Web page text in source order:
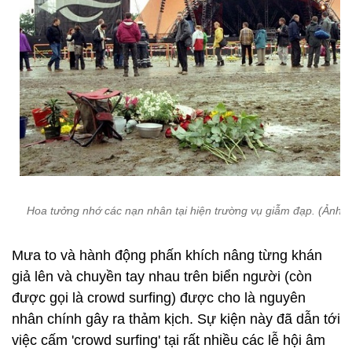
Hoa tưởng nhớ các nạn nhân tại hiện trường vụ giẫm đạp. (Ảnh:
Mưa to và hành động phấn khích nâng từng khán
giả lên và chuyền tay nhau trên biển người (còn
được gọi là crowd surfing) được cho là nguyên
nhân chính gây ra thảm kịch. Sự kiện này đã dẫn tới
việc cấm 'crowd surfing' tại rất nhiều các lễ hội âm